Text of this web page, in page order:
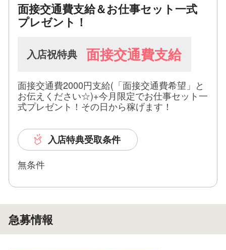
面接交通費支給＆お仕事セット一式
プレゼント！
入店祝特典 面接交通費支給
面接交通費2000円支給(「面接交通費希望」と
お伝えください☆)+今月限定でお仕事セット一
式プレゼント！その日から稼げます！
入店特典受取条件
無条件
急募情報